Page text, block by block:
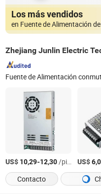
Los más vendidos
Zhejiang Junlin Electric
US$ 10,29-12,30/pieces US$
Contacto